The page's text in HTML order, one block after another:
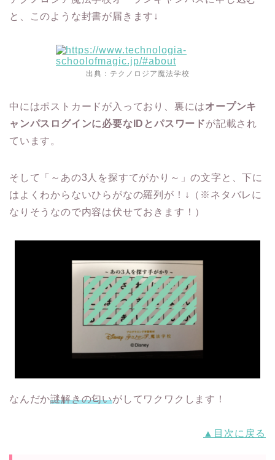
と、このような封書が届きます↓
出典： テクノロジア魔法学校
中にはポストカードが入っており、裏にはオープンキ
ャンパスログインに必要なIDとパスワードが記載され
ています。
そして「～あの3人を探すてがかり～」の文字と、下に
はよくわからないひらがなの羅列が！↓（※ネタバレに
なりそうなので内容は伏せておきます！）
なんだか謎解きの匂いがしてワクワクします！
▲目次に戻る